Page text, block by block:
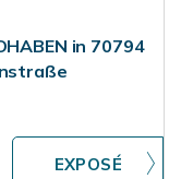
in 70794